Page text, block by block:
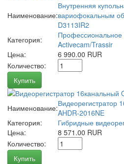
Наименование:
Внутренняя
вариофокальным
D3113IR2
Категория:
Профессиональное
Activecam/Trassir
Цена:
6 990.00 RUR
Количество:
Купить
Наименование:Видеорегистратор
AHDR-2016NE
Категория:
Гибридные
Цена:
8 571.00 RUR
Количество:
Купить